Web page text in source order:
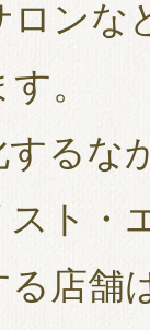
ロンな
。
るな
スト・
店舗